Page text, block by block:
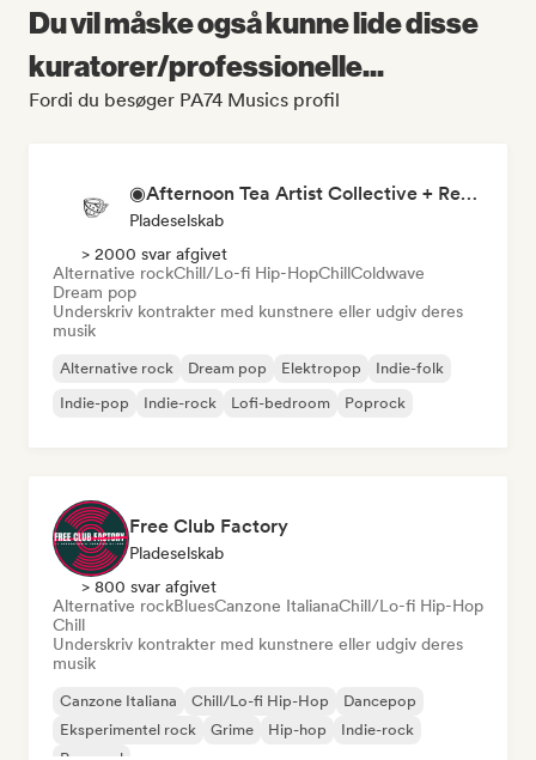
Du vil måske også kunne lide disse
kuratorer/professionelle...
Fordi du besøger PA74 Musics profil
◉Afternoon Tea Artist Collective + Record Label◉
Pladeselskab
> 2000 svar afgivet
Alternative rockChill/Lo-fi Hip-HopChillColdwave
Dream pop
Underskriv kontrakter med kunstnere eller udgiv deres
musik
Alternative rock Dream pop Elektropop
Indie-folk
Indie-pop
Indie-rock Lofi-bedroom Poprock
Free Club Factory
Pladeselskab
> 800 svar afgivet
Alternative rockBluesCanzone ItalianaChill/Lo-fi Hip-Hop
Chill
Underskriv kontrakter med kunstnere eller udgiv deres
musik
Canzone Italiana Chill/Lo-fi Hip-Hop
Dancepop
Eksperimentel rock
Grime Hip-hop
Indie-rock